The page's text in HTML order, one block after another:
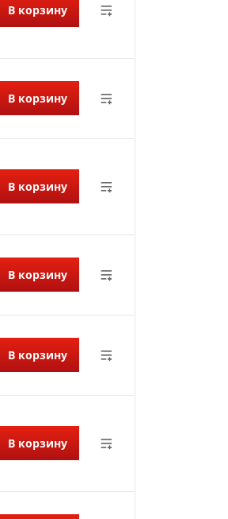
В корзину
В корзину
В корзину
В корзину
В корзину
В корзину